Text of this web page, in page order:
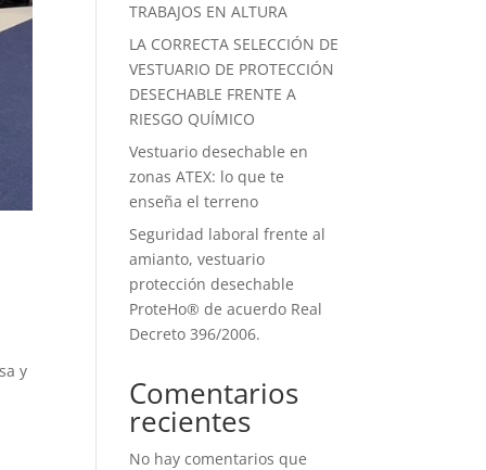
y
TRABAJOS EN ALTURA
LA CORRECTA SELECCIÓN DE
VESTUARIO DE PROTECCIÓN
DESECHABLE FRENTE A
RIESGO QUÍMICO
Vestuario desechable en
zonas ATEX: lo que te
enseña el terreno
Seguridad laboral frente al
amianto, vestuario
protección desechable
ProteHo® de acuerdo Real
Decreto 396/2006.
Comentarios
recientes
No hay comentarios que